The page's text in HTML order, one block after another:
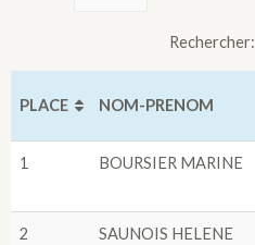
Rechercher:
PLACE NOM-PRENOM
1 BOURSIER MARINE
2 SAUNOIS HELENE